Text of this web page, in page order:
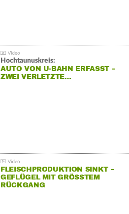
Hochtaunuskreis:
AUTO VON U-BAHN ERFASST –
ZWEI VERLETZTE…
FLEISCHPRODUKTION SINKT –
GEFLÜGEL MIT GRÖSSTEM R
ÜCKGANG